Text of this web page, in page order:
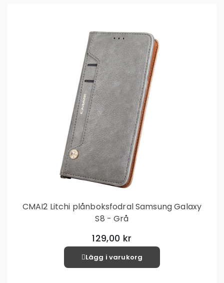
CMAI2 Litchi plånboksfodral Samsung Galaxy
S8 - Grå
129,00 kr
Lägg i varukorg